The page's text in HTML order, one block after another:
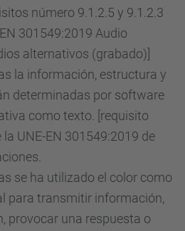
número 9.1.2.5 y 9.1.2.3
301549:2019 Audio
alternativos (grabado)]
la información, estructura y
determinadas por software
como texto. [requisito
UNE-EN 301549:2019 de
se ha utilizado el color como
para transmitir información,
provocar una respuesta o